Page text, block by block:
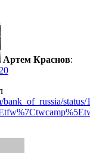
Артем Краснов: